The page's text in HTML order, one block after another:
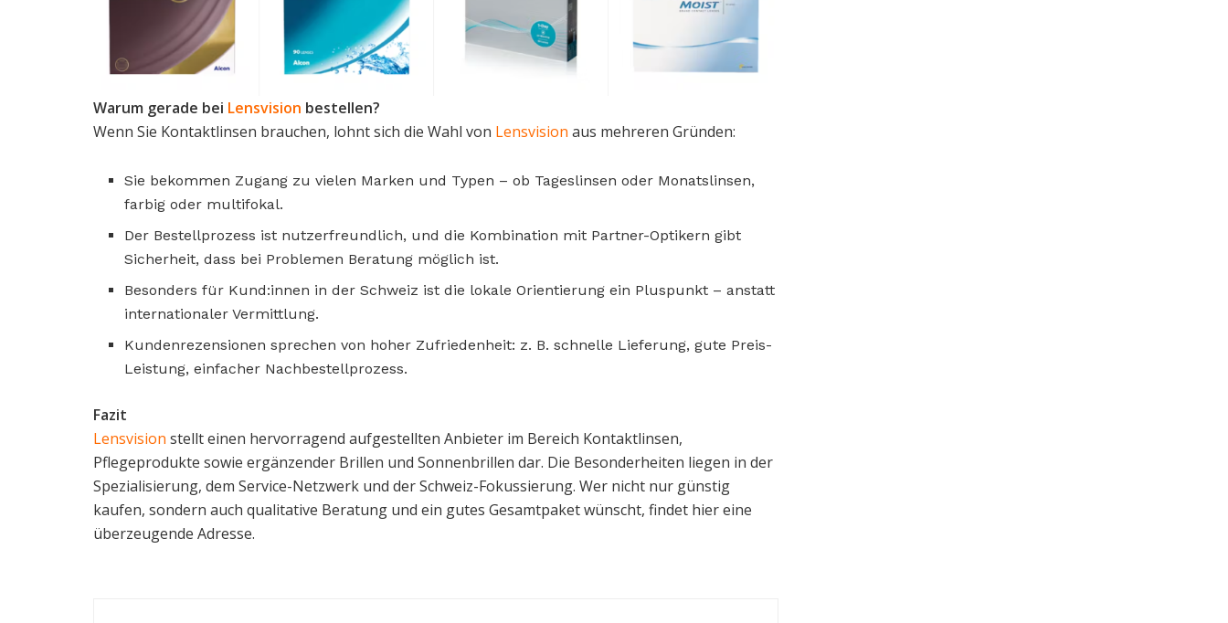
Warum gerade bei Lensvision bestellen?
Wenn Sie Kontaktlinsen brauchen, lohnt sich die Wahl von Lensvision aus mehreren Gründen:
Sie bekommen Zugang zu vielen Marken und Typen – ob Tageslinsen oder Monatslinsen,
farbig oder multifokal.
Der Bestellprozess ist nutzerfreundlich, und die Kombination mit Partner-Optikern gibt
Sicherheit, dass bei Problemen Beratung möglich ist.
Besonders für Kund:innen in der Schweiz ist die lokale Orientierung ein Pluspunkt – anstatt
internationaler Vermittlung.
Kundenrezensionen sprechen von hoher Zufriedenheit: z. B. schnelle Lieferung, gute Preis-
Leistung, einfacher Nachbestellprozess.
Fazit
Lensvision stellt einen hervorragend aufgestellten Anbieter im Bereich Kontaktlinsen,
Pflegeprodukte sowie ergänzender Brillen und Sonnenbrillen dar. Die Besonderheiten liegen in der
Spezialisierung, dem Service-Netzwerk und der Schweiz-Fokussierung. Wer nicht nur günstig
kaufen, sondern auch qualitative Beratung und ein gutes Gesamtpaket wünscht, findet hier eine
überzeugende Adresse.